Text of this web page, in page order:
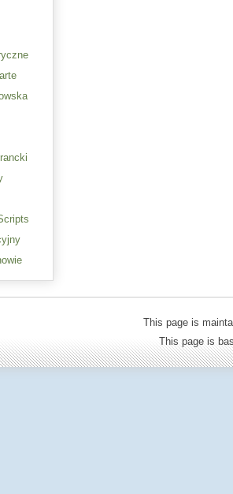
This page is
This page is